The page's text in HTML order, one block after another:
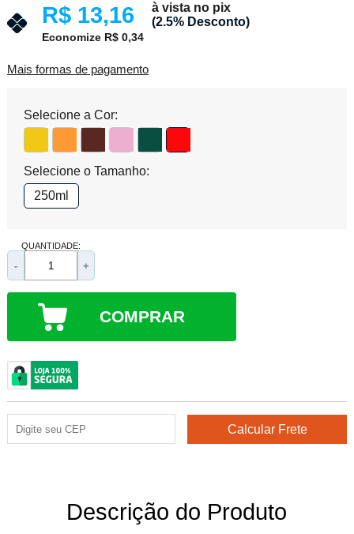
R$ 13,16
à vista no pix
(2.5% Desconto)
Economize R$ 0,34
Mais formas de pagamento
Selecione a Cor:
Selecione o Tamanho:
250ml
QUANTIDADE:
- +
COMPRAR
Descrição do Produto